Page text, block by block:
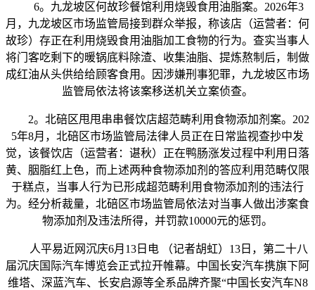
6。九龙坡区何故珍餐馆利用烧毁食用油脂案。2026年3
月，九龙坡区市场监管局接到群众举报，称该店（运营者：何
故珍）存正在利用烧毁食用油脂加工食物的行为。查实当事人
将门客吃剩下的暖锅底料除渣、收集油脂、提炼熬制后，制做
成红油从头供给给顾客食用。因涉嫌刑事犯罪，九龙坡区市场
监管局依法将该案移送机关立案侦查。
2。北碚区甩甩串串餐饮店超范畴利用食物添加剂案。202
5年8月，北碚区市场监管局法律人员正在日常监视查抄中发
觉，该餐饮店（运营者：谌秋）正在鸭肠涨发过程中利用日落
黄、胭脂红上色，而上述两种食物添加剂的答应利用范畴仅限
于糕点，当事人行为已形成超范畴利用食物添加剂的违法行
为。经分析裁量，北碚区市场监管局依法对当事人做出涉案食
物添加剂及违法所得，并罚款10000元的惩罚。
人平易近网沉庆6月13日电 （记者胡虹）13日，第二十八
届沉庆国际汽车博览会正式拉开帷幕。中国长安汽车携旗下阿
维塔、深蓝汽车、长安启源等全系品牌齐聚“中国长安汽车N8